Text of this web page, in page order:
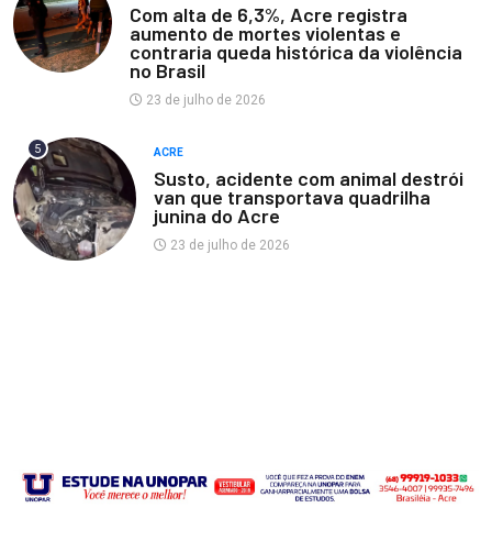
Com alta de 6,3%, Acre registra
aumento de mortes violentas e
contraria queda histórica da violência
no Brasil
23 de julho de 2026
5 ACRE
Susto, acidente com animal destrói
van que transportava quadrilha
junina do Acre
23 de julho de 2026